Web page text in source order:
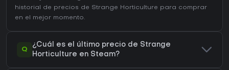
historial de precios de Strange Horticulture para comprar
en el mejor momento.
Q
¿Cuál es el último precio de Strange
Horticulture en Steam?